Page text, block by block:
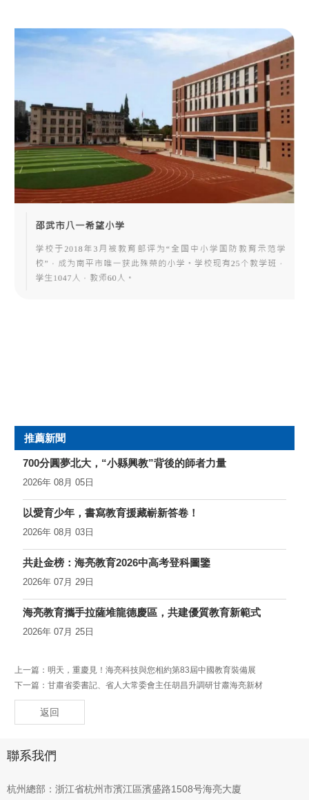
推薦新聞
700分圓夢北大，“小縣興教”背後的師者力量
2026年 08月 05日
以愛育少年，書寫教育援藏嶄新答卷！
2026年 08月 03日
共赴金榜：海亮教育2026中高考登科圖鑒
2026年 07月 29日
海亮教育攜手拉薩堆龍德慶區，共建優質教育新範式
2026年 07月 25日
上一篇：明天，重慶見！海亮科技與您相約第83屆中國教育裝備展
下一篇：甘肅省委書記、省人大常委會主任胡昌升調研甘肅海亮新材
返回
聯系我們
杭州總部：浙江省杭州市濱江區濱盛路1508号海亮大廈